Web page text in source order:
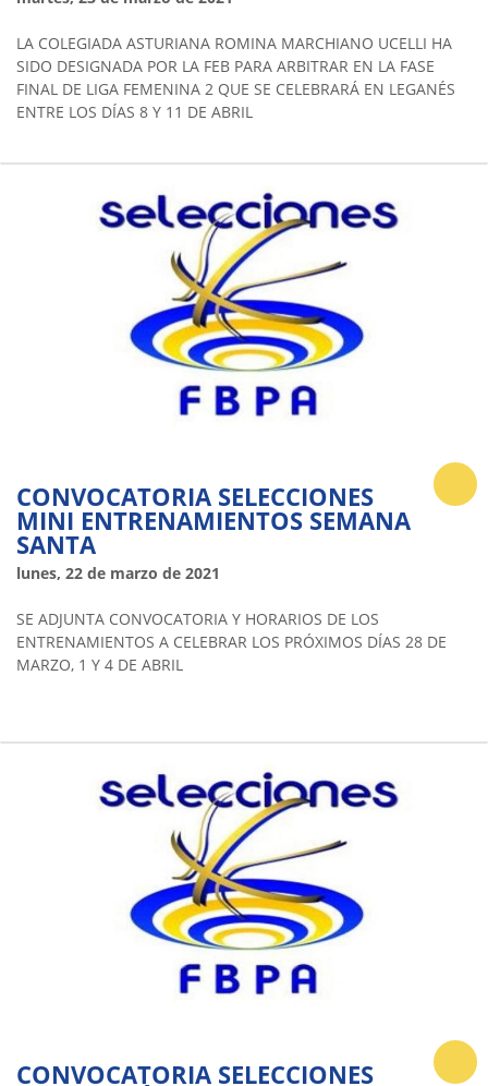
LA COLEGIADA ASTURIANA ROMINA MARCHIANO UCELLI HA
SIDO DESIGNADA POR LA FEB PARA ARBITRAR EN LA FASE
FINAL DE LIGA FEMENINA 2 QUE SE CELEBRARÁ EN LEGANÉS
ENTRE LOS DÍAS 8 Y 11 DE ABRIL
CONVOCATORIA SELECCIONES
MINI ENTRENAMIENTOS SEMANA
SANTA
lunes, 22 de marzo de 2021
SE ADJUNTA CONVOCATORIA Y HORARIOS DE LOS
ENTRENAMIENTOS A CELEBRAR LOS PRÓXIMOS DÍAS 28 DE
MARZO, 1 Y 4 DE ABRIL
CONVOCATORIA SELECCIONES